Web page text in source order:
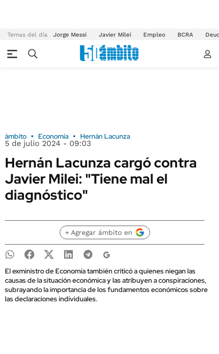
Temas del día Jorge Messi Javier Milei Empleo BCRA
ámbito Economía Hernán Lacunza
5 de julio 2024 - 09:03
Hernán Lacunza cargó contra
Javier Milei: "Tiene mal el
diagnóstico"
+ Agregar ámbito en
El exministro de Economía también criticó a quienes niegan las
causas de la situación económica y las atribuyen a conspiraciones,
subrayando la importancia de los fundamentos económicos sobre
las declaraciones individuales.